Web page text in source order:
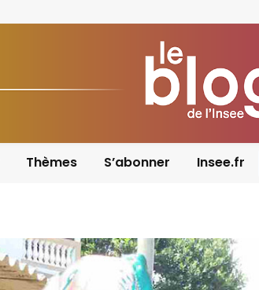
Thèmes S’abonner Insee.fr